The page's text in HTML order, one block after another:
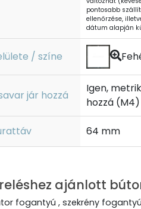
pontosabb
ellenőrzése,
dátum alapján
/ színe
jár hozzá
Igen,
hozzá (M4)
64 mm
ajánlott
fogantyú , szekrény